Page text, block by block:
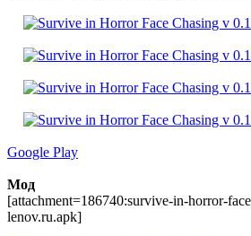
Google Play
Мод
[attachment=186740:survive-in-horror-
lenov.ru.apk]